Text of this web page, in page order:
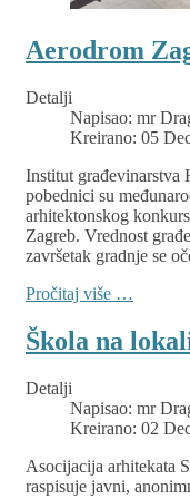
Aerodrom
Detalji
Napisao: mr
Kreirano: 05
Institut
pobednici su
arhitektonskog
Zagreb. Vrednost
završetak gradnje se
Pročitaj više …
Škola na
Detalji
Napisao: mr
Kreirano: 02
Asocijacija arhitekata
raspisuje javni,